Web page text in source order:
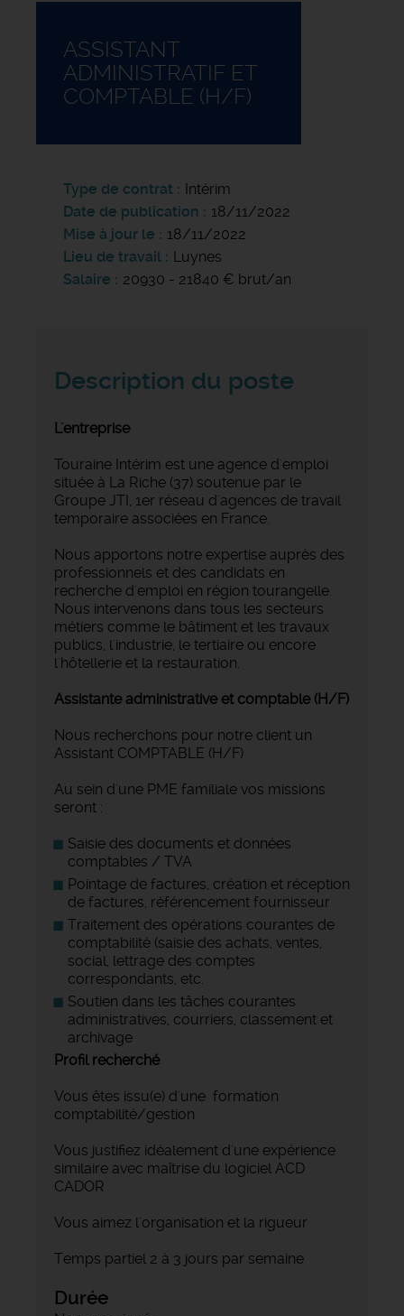
ASSISTANT
ADMINISTRATIF ET
COMPTABLE (H/F)
Type de contrat
Intérim
Date de publication
18/11/2022
Mise à jour le
18/11/2022
Lieu de travail
Luynes
Salaire
20930 - 21840 € brut/an
Description du poste
L'entreprise
Touraine Intérim est une agence d'emploi
située à La Riche (37) soutenue par le
Groupe JTI, 1er réseau d'agences de travail
temporaire associées en France.
Nous apportons notre expertise auprès des
professionnels et des candidats en
recherche d'emploi en région tourangelle.
Nous intervenons dans tous les secteurs
métiers comme le bâtiment et les travaux
publics, l'industrie, le tertiaire ou encore
l'hôtellerie et la restauration.
Assistante administrative et comptable (H/F)
Nous recherchons pour notre client un
Assistant COMPTABLE (H/F)
Au sein d'une PME familiale vos missions
seront :
Saisie des documents et données
comptables / TVA
Pointage de factures, création et réception
de factures, référencement fournisseur
Traitement des opérations courantes de
comptabilité (saisie des achats, ventes,
social, lettrage des comptes
correspondants, etc.
Soutien dans les tâches courantes
administratives, courriers, classement et
archivage
Profil recherché
Vous êtes issu(e) d'une formation
comptabilité/gestion
Vous justifiez idéalement d'une expérience
similaire avec maîtrise du logiciel ACD
CADOR
Vous aimez l'organisation et la rigueur
Temps partiel 2 à 3 jours par semaine
Durée